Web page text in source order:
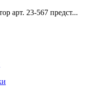
арт. 23-567 предст...